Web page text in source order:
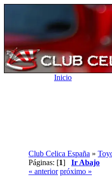
Inicio
Club Celica España »
Páginas: [1] Ir Abajo
« anterior próximo »